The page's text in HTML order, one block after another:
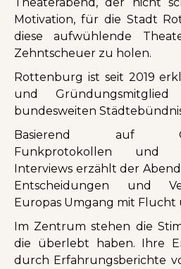
Motivation, für die Stadt
diese aufwühlende
Zehntscheuer zu holen.
Rottenburg ist seit 2019
und Gründungsmitglied
bundesweiten
Basierend auf
Funkprotokollen und
Interviews erzählt der
Entscheidungen und
Europas Umgang mit Flucht
Im Zentrum stehen die
die überlebt haben. Ihre
durch Erfahrungsberichte